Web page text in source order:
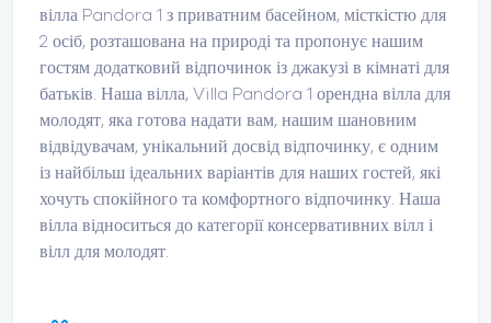
вілла Pandora 1 з приватним басейном, місткістю для
2 осіб, розташована на природі та пропонує нашим
гостям додатковий відпочинок із джакузі в кімнаті для
батьків. Наша вілла, Villa Pandora 1 орендна вілла для
молодят, яка готова надати вам, нашим шановним
відвідувачам, унікальний досвід відпочинку, є одним
із найбільш ідеальних варіантів для наших гостей, які
хочуть спокійного та комфортного відпочинку. Наша
вілла відноситься до категорії консервативних вілл і
вілл для молодят.